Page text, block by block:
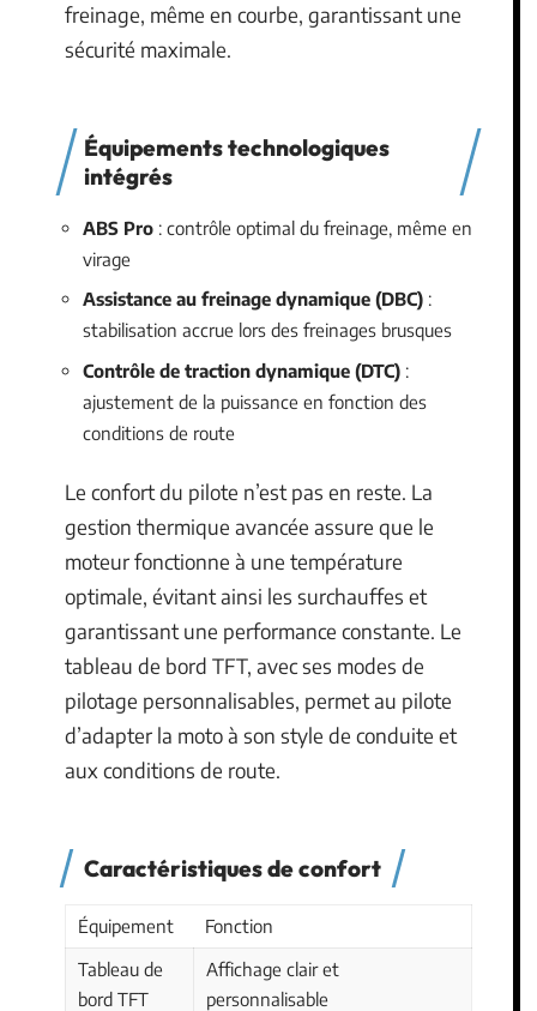
freinage, même en courbe, garantissant une
sécurité maximale.
Équipements technologiques
intégrés
ABS Pro : contrôle optimal du freinage, même en
virage
Assistance au freinage dynamique (DBC) :
stabilisation accrue lors des freinages brusques
Contrôle de traction dynamique (DTC) :
ajustement de la puissance en fonction des
conditions de route
Le confort du pilote n’est pas en reste. La
gestion thermique avancée assure que le
moteur fonctionne à une température
optimale, évitant ainsi les surchauffes et
garantissant une performance constante. Le
tableau de bord TFT, avec ses modes de
pilotage personnalisables, permet au pilote
d’adapter la moto à son style de conduite et
aux conditions de route.
Caractéristiques de confort
Équipement
Fonction
Tableau de
bord TFT
Affichage clair et
personnalisable